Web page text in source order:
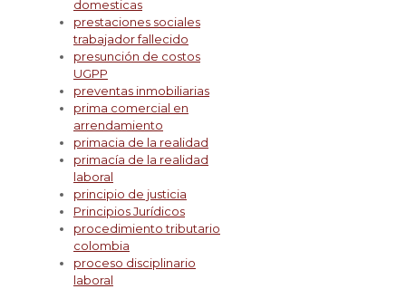
domesticas
prestaciones sociales
trabajador fallecido
presunción de costos
UGPP
preventas inmobiliarias
prima comercial en
arrendamiento
primacia de la realidad
primacía de la realidad
laboral
principio de justicia
Principios Jurídicos
procedimiento tributario
colombia
proceso disciplinario
laboral